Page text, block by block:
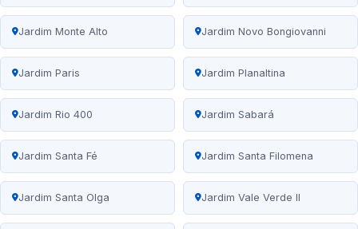
Jardim Monte Alto Jardim Novo Bongiovanni
Jardim Paris Jardim Planaltina
Jardim Rio 400 Jardim Sabará
Jardim Santa Fé Jardim Santa Filomena
Jardim Santa Olga Jardim Vale Verde II